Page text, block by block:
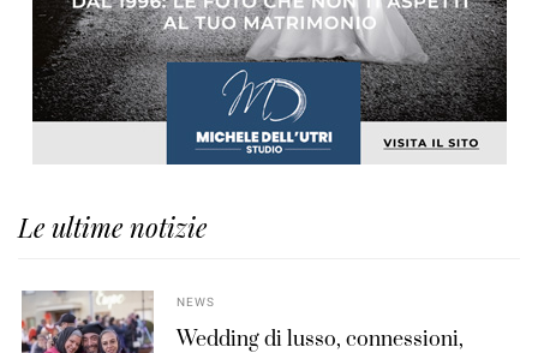
Le ultime notizie
NEWS
Wedding di lusso, connessioni,